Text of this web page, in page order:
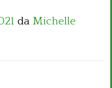
da Michelle